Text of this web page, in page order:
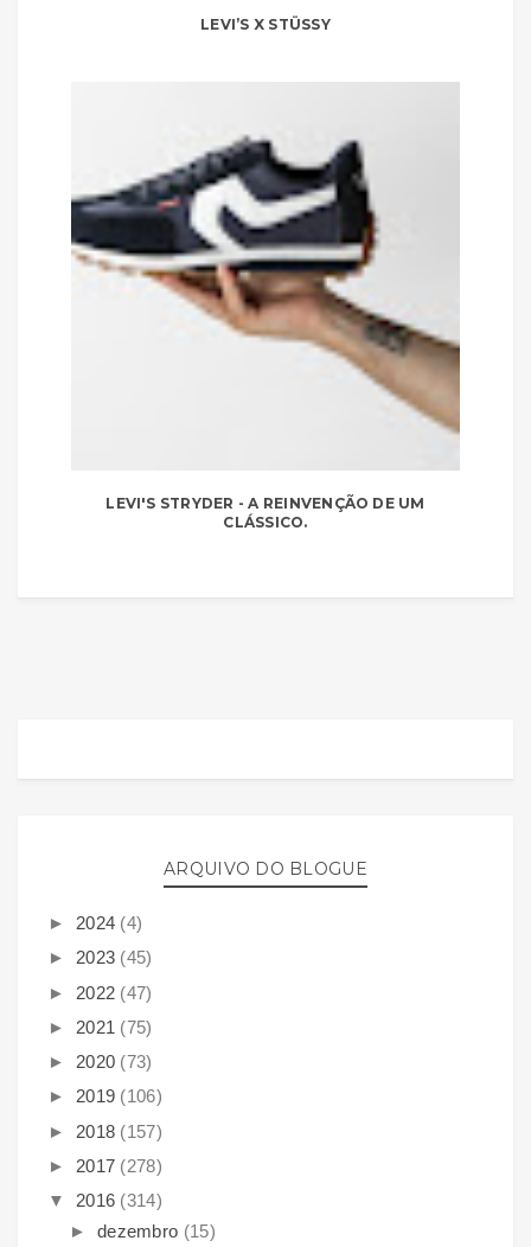
LEVI’S X STÜSSY
LEVI'S STRYDER - A REINVENÇÃO DE UM
CLÁSSICO.
ARQUIVO DO BLOGUE
► 2024 (4)
► 2023 (45)
► 2022 (47)
► 2021 (75)
► 2020 (73)
► 2019 (106)
► 2018 (157)
► 2017 (278)
▼ 2016 (314)
► dezembro (15)